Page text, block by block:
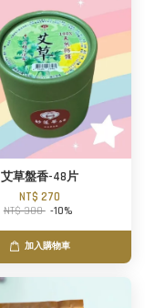
艾草盤香-48片
NT$ 270
NT$ 300 -10%
加入購物車